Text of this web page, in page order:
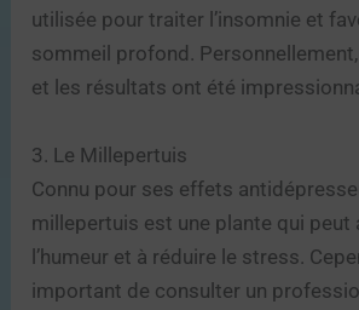
utilisée pour traiter l’insomnie et
sommeil profond. Personnellement,
et les résultats ont été
3. Le Millepertuis
Connu pour ses effets
millepertuis est une plante qui peut
l’humeur et à réduire le stress.
important de consulter un